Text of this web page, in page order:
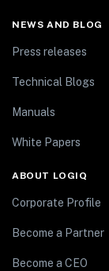
NEWS AND BLOG
Press releases
Technical Blogs
Manuals
White Papers
ABOUT LOGIQ
Corporate Profile
Become a Partner
Become a CEO